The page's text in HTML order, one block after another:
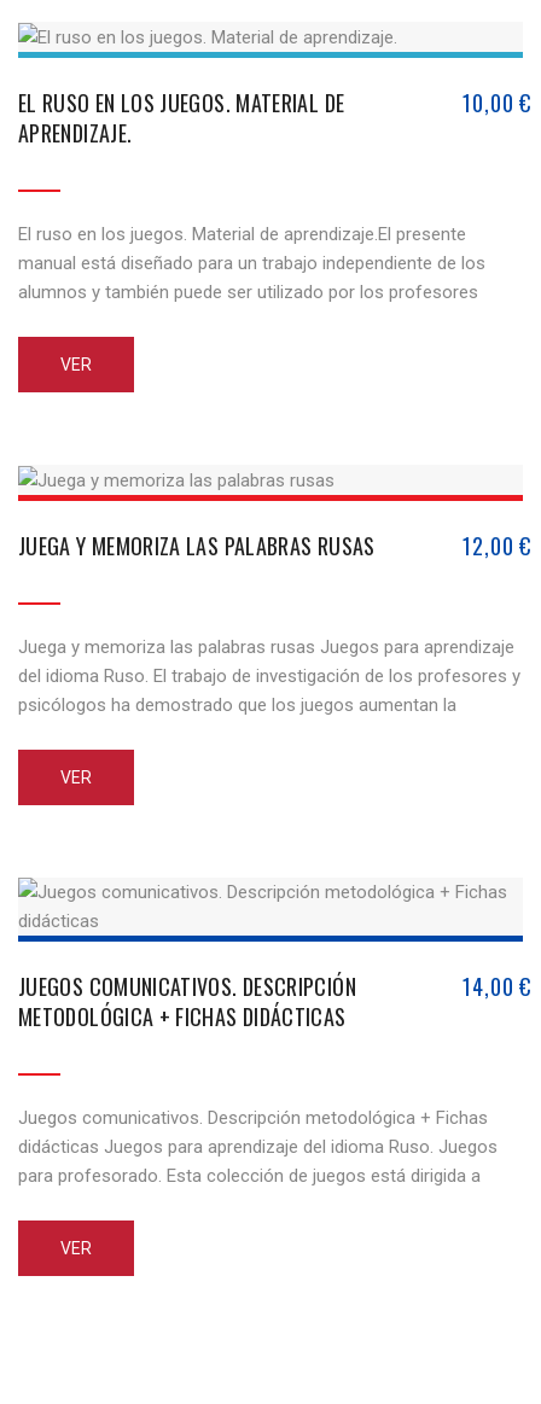
EL RUSO EN LOS JUEGOS. MATERIAL DE
APRENDIZAJE.
10,00€
El ruso en los juegos. Material de aprendizaje.El presente
manual está diseñado para un trabajo independiente de los
alumnos y también puede ser utilizado por los profesores
VER
JUEGA Y MEMORIZA LAS PALABRAS RUSAS 12,00€
Juega y memoriza las palabras rusas Juegos para aprendizaje
del idioma Ruso. El trabajo de investigación de los profesores y
psicólogos ha demostrado que los juegos aumentan la
VER
JUEGOS COMUNICATIVOS. DESCRIPCIÓN
METODOLÓGICA + FICHAS DIDÁCTICAS
14,00€
Juegos comunicativos. Descripción metodológica + Fichas
didácticas Juegos para aprendizaje del idioma Ruso. Juegos
para profesorado. Esta colección de juegos está dirigida a
VER